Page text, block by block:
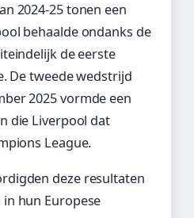
2024-25 tonen een
behaalde ondanks de
de eerste
De tweede wedstrijd
2025 vormde een
die Liverpool dat
League.
deze resultaten
hun Europese